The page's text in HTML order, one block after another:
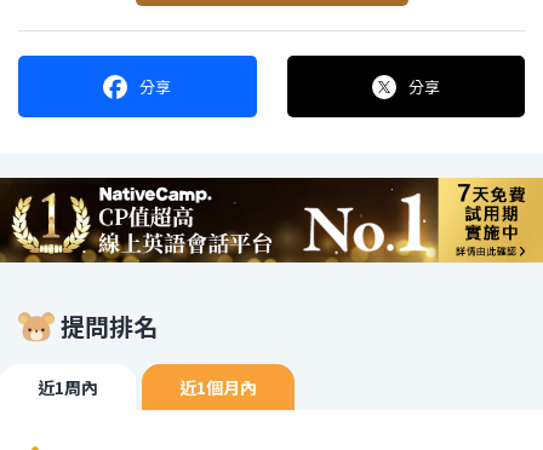
分享 分享
提問排名
近1周內 近1個月內